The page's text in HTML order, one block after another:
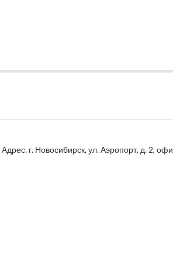
Адрес. г. Новосибирск, ул. Аэропорт, д. 2,